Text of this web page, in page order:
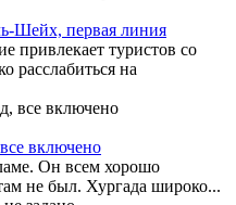
Шейх, первая линия
привлекает туристов со
расслабиться на
включено
Он всем хорошо
не был. Хургада широко...